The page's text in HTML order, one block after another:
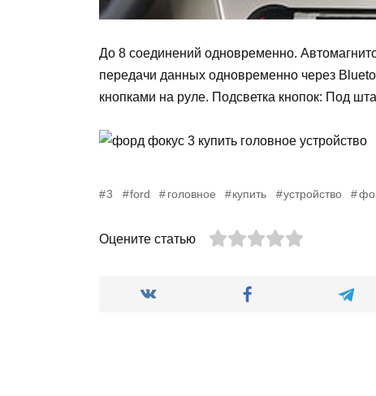
До 8 соединений одновременно.
передачи данных одновременно через
кнопками на руле. Подсветка кнопок: Под
3 ford головное купить устройство
Оцените статью